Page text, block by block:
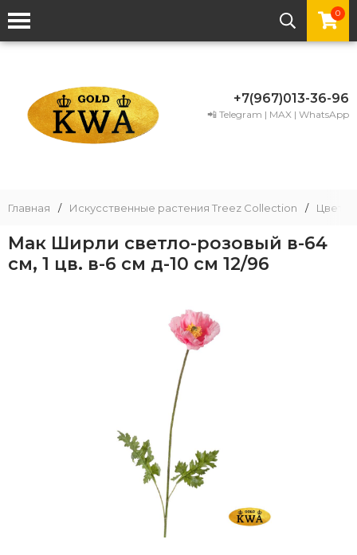
0
+7(967)013-36-96
📲 Telegram | MAX | WhatsApp
Главная / Искусственные растения Treez Collection / Цветы
Мак Ширли светло-розовый в-64
см, 1 цв. в-6 см д-10 см 12/96